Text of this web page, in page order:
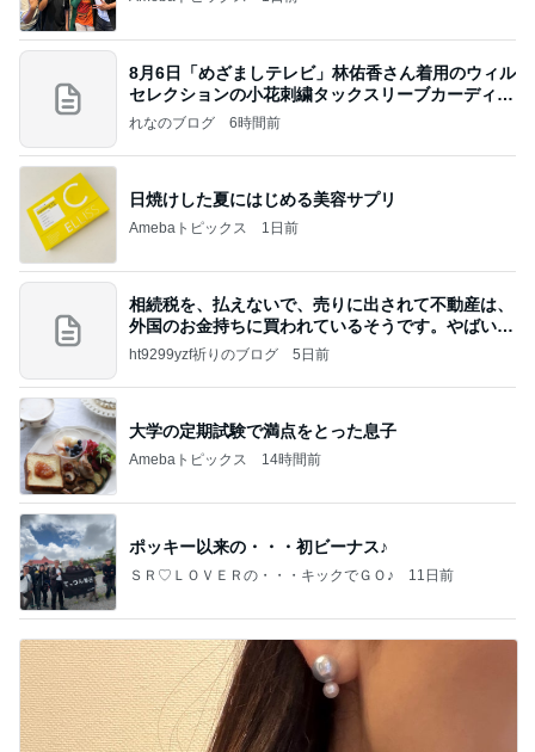
8月6日「めざましテレビ」林佑香さん着用のウィル
セレクションの小花刺繍タックスリーブカーディガ
ン
れなのブログ 6時間前
日焼けした夏にはじめる美容サプリ
Amebaトピックス 1日前
相続税を、払えないで、売りに出されて不動産は、
外国のお金持ちに買われているそうです。やばいで
すよ
ht9299yzf祈りのブログ 5日前
大学の定期試験で満点をとった息子
Amebaトピックス 14時間前
ポッキー以来の・・・初ビーナス♪
ＳＲ♡ＬＯＶＥＲの・・・キックでＧＯ♪ 11日前